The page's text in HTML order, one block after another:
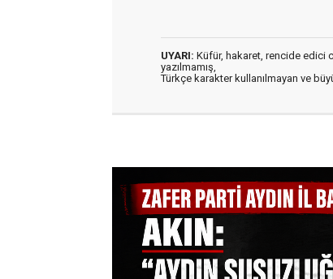
UYARI: Küfür, hakaret, rencide edici
yazılmamış,
Türkçe karakter kullanılmayan ve